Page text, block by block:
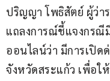
ปริญญา โพธิสัตย์ ผู้ว่า
แถลงการณ์ชี้แจงกรณี
ออนไลน์ว่า มีการเปิ
จังหวัดสระแก้ว เพื่อใ